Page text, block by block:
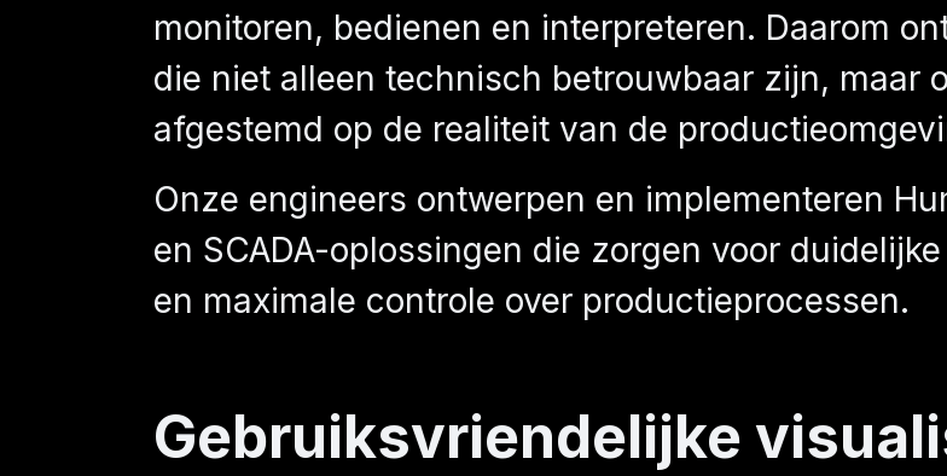
monitoren, bedienen en interpreteren. Daarom
die niet alleen technisch betrouwbaar zijn, maar
afgestemd op de realiteit van de
Onze engineers ontwerpen en implementeren
en SCADA-oplossingen die zorgen voor
en maximale controle over productieprocessen.
Gebruiksvriendelijke